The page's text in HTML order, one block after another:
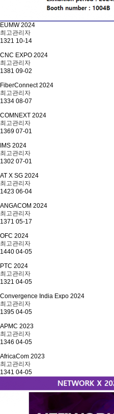
EUMW 2024
최고관리자
1321 10-14
CNC EXPO 2024
최고관리자
1381 09-02
FiberConnect 2024
최고관리자
1334 08-07
COMNEXT 2024
최고관리자
1369 07-01
IMS 2024
최고관리자
1302 07-01
AT X SG 2024
최고관리자
1423 06-04
ANGACOM 2024
최고관리자
1371 05-17
OFC 2024
최고관리자
1440 04-05
PTC 2024
최고관리자
1321 04-05
Convergence India Expo 2024
최고관리자
1395 04-05
APMC 2023
최고관리자
1346 04-05
AfricaCom 2023
최고관리자
1341 04-05